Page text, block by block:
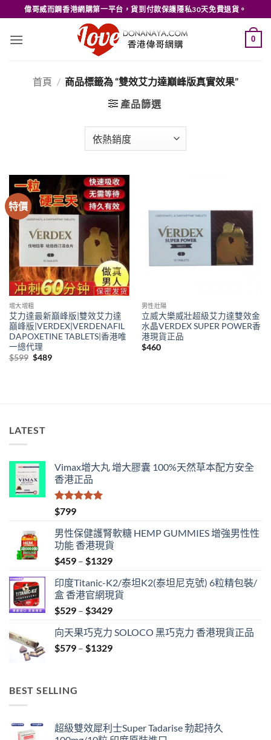
to
content
偉哥威而鋼香港網購第一平台，貨到付款保護隱私30天免費退貨。
0
首頁 / 商品標籤為 “雙效艾力達巔峰版真實效果”
產品篩選
特價
增大增粗
艾力達最新巔峰版|雙效艾力達
巔峰版|VERDEX|VERDENAFIL
DAPOXETINE TABLETS|香港唯
一總代理
$599 Original
$489Current
男性壯陽
立威大樂威壯超級艾力達雙效金
水晶VERDEX SUPER POWER香
港現貨正品
$460
LATEST
Vimax增大丸 增大膠囊 100%天然草本配方安全
香港正品
評分
滿分 5
$799
男性保健護腎軟糖 HEMP GUMMIES 增強男性性
功能 香港現貨
$459 – $1329Price
$459
through
$1329
印度Titanic-K2/泰坦K2(泰坦尼克號) 6粒精包裝/
盒 香港官網現貨
$529 – $3429Price
$529
through
向天果巧克力 SOLOCO 黑巧克力 香港現貨正品
$579 – $1329Price
BEST SELLING
超級雙效犀利士Super Tadarise 勃起持久